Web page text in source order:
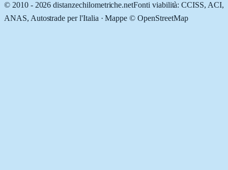
© 2010 - 2026 distanzechilometriche.netFonti viabilità: CCISS, ACI,
ANAS, Autostrade per l'Italia · Mappe © OpenStreetMap